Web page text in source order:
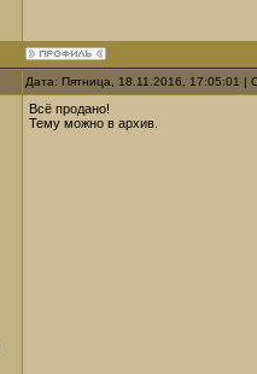
Дата: Пятница, 18.11.2016, 17:05:01
Всё продано!
Тему можно в архив.